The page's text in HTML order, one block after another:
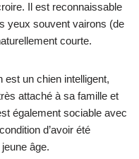
Il est reconnaissable
yeux souvent vairons (de
courte.
est un chien intelligent,
attaché à sa famille et
également sociable avec
d’avoir été
âge.